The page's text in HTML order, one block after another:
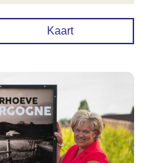
Kaart